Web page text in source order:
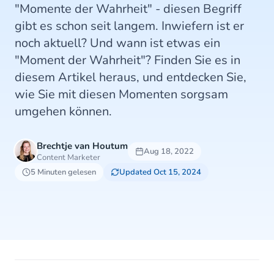
"Momente der Wahrheit" - diesen Begriff
gibt es schon seit langem. Inwiefern ist er
noch aktuell? Und wann ist etwas ein
"Moment der Wahrheit"? Finden Sie es in
diesem Artikel heraus, und entdecken Sie,
wie Sie mit diesen Momenten sorgsam
umgehen können.
Brechtje van Houtum
Content Marketer
Aug 18, 2022
5 Minuten gelesen
Updated Oct 15, 2024